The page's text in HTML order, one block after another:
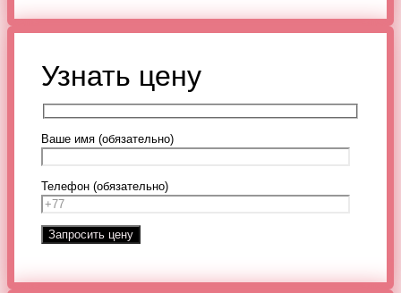
Узнать цену
Ваше имя (обязательно)
Телефон (обязательно)